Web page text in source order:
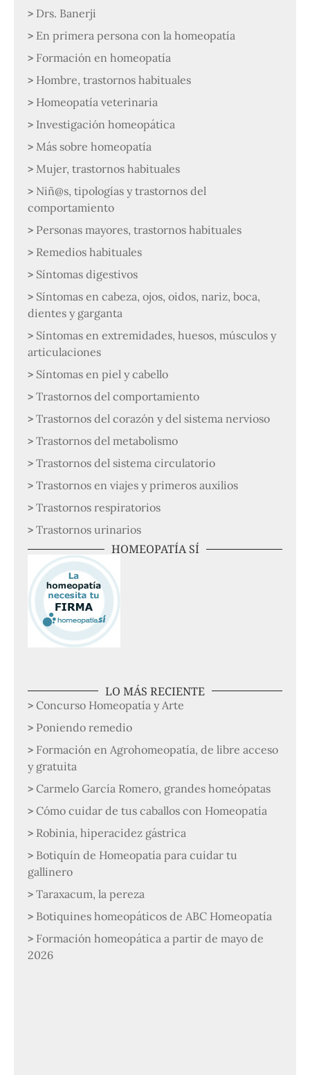
Drs. Banerji
En primera persona con la homeopatía
Formación en homeopatía
Hombre, trastornos habituales
Homeopatía veterinaria
Investigación homeopática
Más sobre homeopatía
Mujer, trastornos habituales
Niñ@s, tipologías y trastornos del
comportamiento
Personas mayores, trastornos habituales
Remedios habituales
Síntomas digestivos
Síntomas en cabeza, ojos, oidos, nariz, boca,
dientes y garganta
Síntomas en extremidades, huesos, músculos y
articulaciones
Síntomas en piel y cabello
Trastornos del comportamiento
Trastornos del corazón y del sistema nervioso
Trastornos del metabolismo
Trastornos del sistema circulatorio
Trastornos en viajes y primeros auxilios
Trastornos respiratorios
Trastornos urinarios
HOMEOPATÍA SÍ
LO MÁS RECIENTE
Concurso Homeopatía y Arte
Poniendo remedio
Formación en Agrohomeopatía, de libre acceso
y gratuita
Carmelo García Romero, grandes homeópatas
Cómo cuidar de tus caballos con Homeopatía
Robinia, hiperacidez gástrica
Botiquín de Homeopatía para cuidar tu
gallinero
Taraxacum, la pereza
Botiquines homeopáticos de ABC Homeopatía
Formación homeopática a partir de mayo de
2026